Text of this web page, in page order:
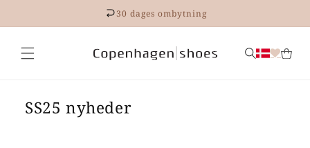
30 dages ombytning
SS25 nyheder